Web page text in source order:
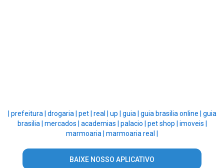
prefeitura | drogaria | pet | real | up | guia | guia brasilia online | guia
brasilia | mercados | academias | palacio | pet shop | imoveis |
marmoaria | marmoaria real |
BAIXE NOSSO APLICATIVO